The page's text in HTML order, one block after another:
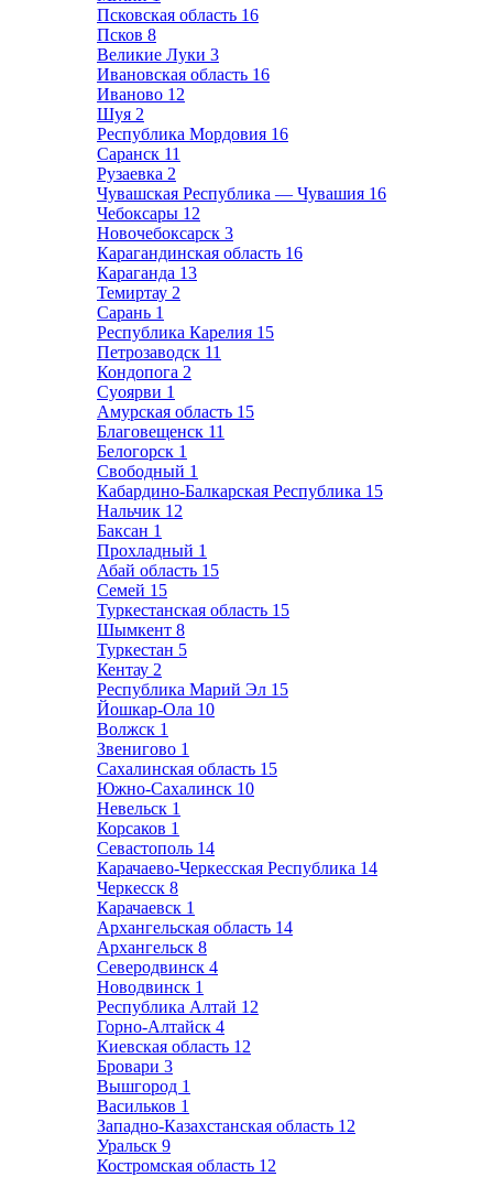
Псковская область 16
Псков 8
Великие Луки 3
Ивановская область 16
Иваново 12
Шуя 2
Республика Мордовия 16
Саранск 11
Рузаевка 2
Чувашская Республика — Чувашия 16
Чебоксары 12
Новочебоксарск 3
Карагандинская область 16
Караганда 13
Темиртау 2
Сарань 1
Республика Карелия 15
Петрозаводск 11
Кондопога 2
Суоярви 1
Амурская область 15
Благовещенск 11
Белогорск 1
Свободный 1
Кабардино-Балкарская Республика 15
Нальчик 12
Баксан 1
Прохладный 1
Абай область 15
Семей 15
Туркестанская область 15
Шымкент 8
Туркестан 5
Кентау 2
Республика Марий Эл 15
Йошкар-Ола 10
Волжск 1
Звенигово 1
Сахалинская область 15
Южно-Сахалинск 10
Невельск 1
Корсаков 1
Севастополь 14
Карачаево-Черкесская Республика 14
Черкесск 8
Карачаевск 1
Архангельская область 14
Архангельск 8
Северодвинск 4
Новодвинск 1
Республика Алтай 12
Горно-Алтайск 4
Киевская область 12
Бровари 3
Вышгород 1
Васильков 1
Западно-Казахстанская область 12
Уральск 9
Костромская область 12